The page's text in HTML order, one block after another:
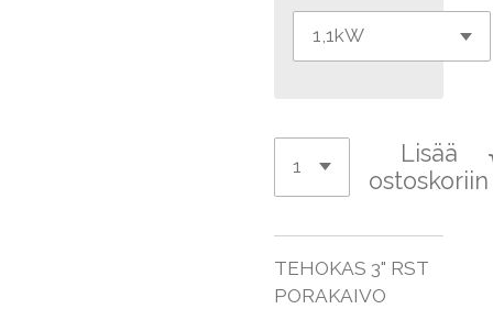
Lisää
ostoskoriin
TEHOKAS 3" RST
PORAKAIVO